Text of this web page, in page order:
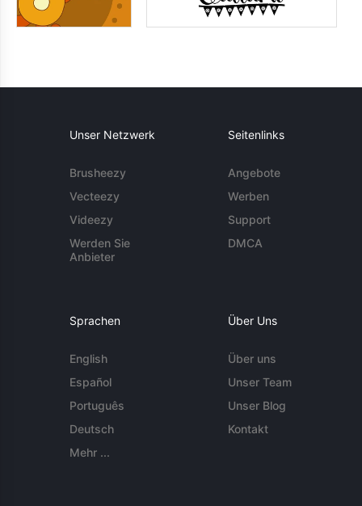
Unser Netzwerk
Brusheezy
Vecteezy
Videezy
Werden Sie
Anbieter
Seitenlinks
Angebote
Werben
Support
DMCA
Sprachen
English
Español
Português
Deutsch
Mehr ...
Über Uns
Über uns
Unser Team
Unser Blog
Kontakt